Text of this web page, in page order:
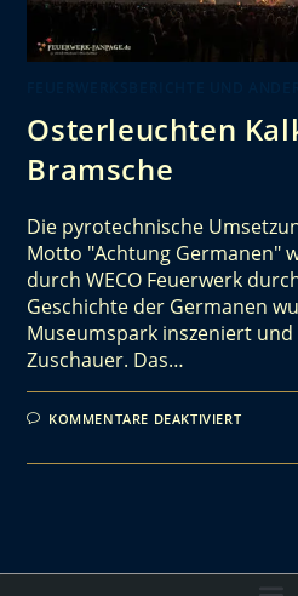
Osterleuchten
Bramsche
Die pyrotechnische
Motto "Achtung Germanen"
durch WECO Feuerwerk
Geschichte der Germanen
Museumspark inszeniert
Zuschauer. Das…
KOMMENTARE DEAKTIVIERT